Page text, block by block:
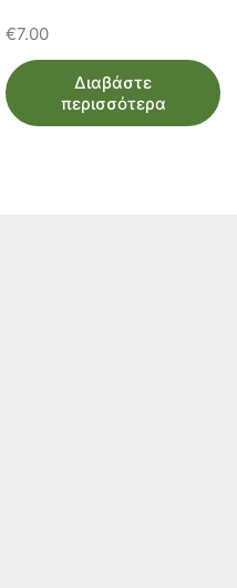
€7.00
Διαβάστε
περισσότερα